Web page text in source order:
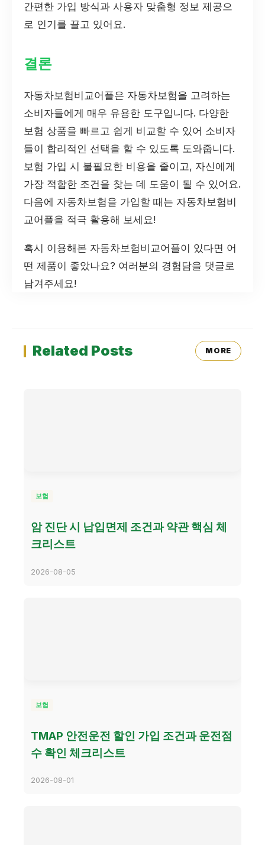
간편한 가입 방식과 사용자 맞춤형 정보 제공으
로 인기를 끌고 있어요.
결론
자동차보험비교어플은 자동차보험을 고려하는
소비자들에게 매우 유용한 도구입니다. 다양한
보험 상품을 빠르고 쉽게 비교할 수 있어 소비자
들이 합리적인 선택을 할 수 있도록 도와줍니다.
보험 가입 시 불필요한 비용을 줄이고, 자신에게
가장 적합한 조건을 찾는 데 도움이 될 수 있어요.
다음에 자동차보험을 가입할 때는 자동차보험비
교어플을 적극 활용해 보세요!
혹시 이용해본 자동차보험비교어플이 있다면 어
떤 제품이 좋았나요? 여러분의 경험담을 댓글로
남겨주세요!
Related Posts MORE
보험
암 진단 시 납입면제 조건과 약관 핵심 체
크리스트
2026-08-05
보험
TMAP 안전운전 할인 가입 조건과 운전점
수 확인 체크리스트
2026-08-01